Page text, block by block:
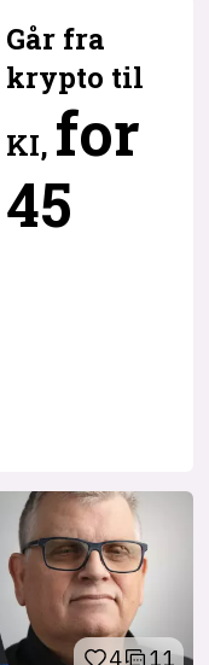
Går fra
krypto til
KI, for
45
4 11